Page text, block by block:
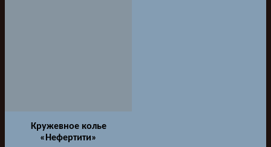
Кружевное колье
«Нефертити»